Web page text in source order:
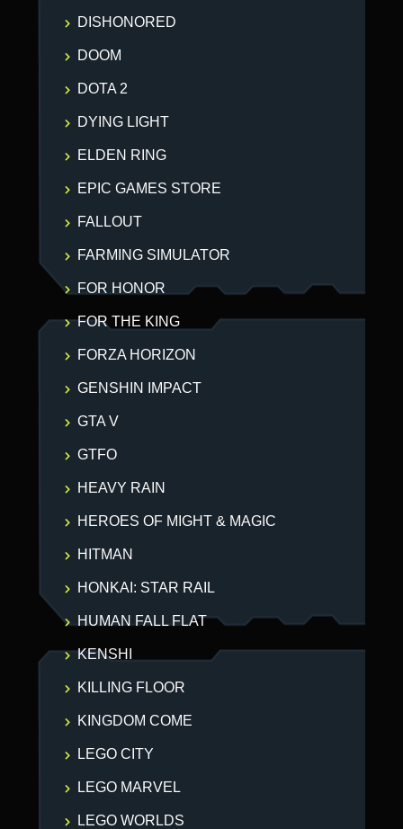
DISHONORED
DOOM
DOTA 2
DYING LIGHT
ELDEN RING
EPIC GAMES STORE
FALLOUT
FARMING SIMULATOR
FOR HONOR
FOR THE KING
FORZA HORIZON
GENSHIN IMPACT
GTA V
GTFO
HEAVY RAIN
HEROES OF MIGHT & MAGIC
HITMAN
HONKAI: STAR RAIL
HUMAN FALL FLAT
KENSHI
KILLING FLOOR
KINGDOM COME
LEGO CITY
LEGO MARVEL
LEGO WORLDS